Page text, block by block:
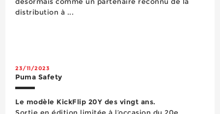
distribution à ...
23/11/2023
Puma Safety
Le modèle KickFlip 20Y des vingt ans.